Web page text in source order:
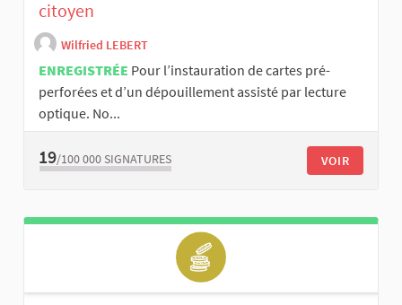
citoyen
Wilfried LEBERT
ENREGISTRÉE Pour l’instauration de cartes pré-
perforées et d’un dépouillement assisté par lecture
optique. No...
19/100 000 SIGNATURES VOIR